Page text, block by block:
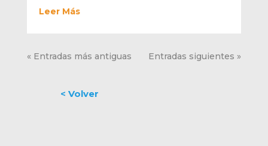
Leer Más
« Entradas más antiguas Entradas siguientes »